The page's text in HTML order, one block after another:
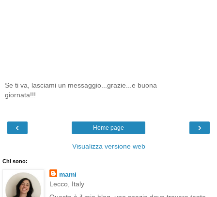
Se ti va, lasciami un messaggio...grazie...e buona
giornata!!!
‹ ›
Home page
Visualizza versione web
Chi sono:
mami
Lecco, Italy